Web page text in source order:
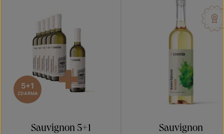
5+1
ZDARMA
Sauvignon 5+1 Sauvignon